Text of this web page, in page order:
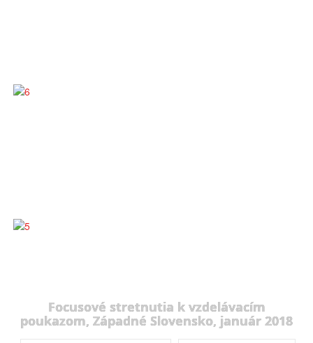
Focusové stretnutia k vzdelávacím
poukazom, Západné Slovensko, január 2018